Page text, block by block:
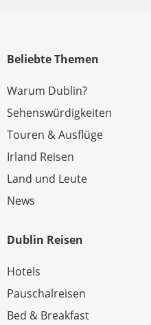
Beliebte Themen
Warum Dublin?
Sehenswürdigkeiten
Touren & Ausflüge
Irland Reisen
Land und Leute
News
Dublin Reisen
Hotels
Pauschalreisen
Bed & Breakfast